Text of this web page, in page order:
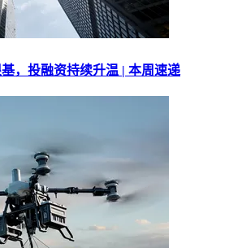
，投融资持续升温 | 本周速递